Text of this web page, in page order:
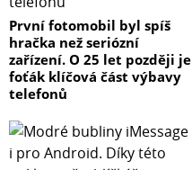
První fotomobil byl spíš
hračka než seriózní
zařízení. O 25 let později je
foťák klíčová část výbavy
telefonů